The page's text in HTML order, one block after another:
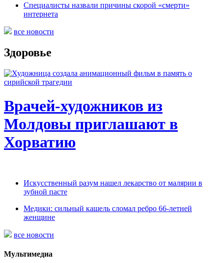
Специалисты назвали причины скорой «смерти»
интернета
все новости
Здоровье
Врачей-художников из
Молдовы приглашают в
Хорватию
Искусственный разум нашел лекарство от малярии в
зубной пасте
Медики: сильный кашель сломал ребро 66-летней
женщине
все новости
Мультимедиа